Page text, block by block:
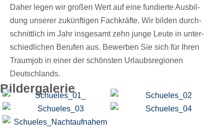
Daher legen wir großen Wert auf eine fundierte Ausbil­
dung unse­rer zukünf­ti­gen Fach­kräfte. Wir bilden durch­
schnitt­lich im Jahr insge­samt zehn junge Leute in unter­
schied­li­chen Beru­fen aus. Bewer­ben Sie sich für Ihren
Traum­job in einer der schöns­ten Urlaubs­re­gio­nen
Deutschlands.
Bilder­ga­le­rie